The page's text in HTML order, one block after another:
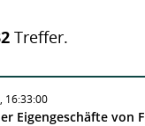
Treffer.
16:33:00
Eigengeschäfte von